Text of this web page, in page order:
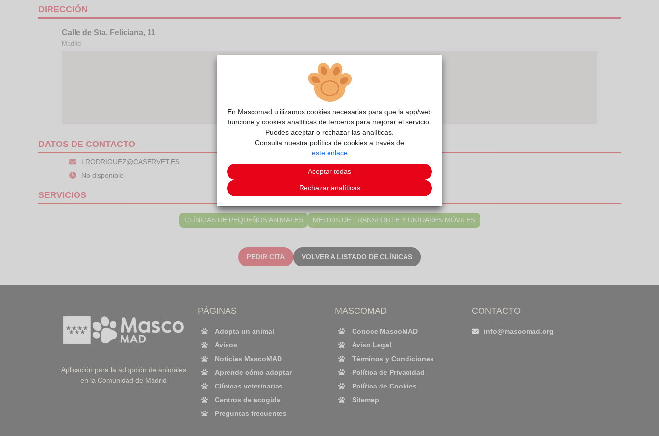
DIRECCIÓN
Calle de Sta. Feliciana, 11
Madrid
DATOS DE CONTACTO
LRODRIGUEZ@CASERVET.ES
No disponible
SERVICIOS
CLÍNICAS DE PEQUEÑOS ANIMALES MEDIOS DE TRANSPORTE Y UNIDADES MÓVILES
PEDIR CITA VOLVER A LISTADO DE CLÍNICAS
Aplicación para la adopción de animales
en la Comunidad de Madrid
PÁGINAS
Adopta un animal
Avisos
Noticias MascoMAD
Aprende cómo adoptar
Clínicas veterinarias
Centros de acogida
Preguntas frecuentes
MASCOMAD
Conoce MascoMAD
Aviso Legal
Términos y Condiciones
Política de Privacidad
Política de Cookies
Sitemap
CONTACTO
info@mascomad.org
En Mascomad utilizamos cookies necesarias para que la app/web
funcione y cookies analíticas de terceros para mejorar el servicio.
Puedes aceptar o rechazar las analíticas.
Consulta nuestra política de cookies a través de
este enlace
Aceptar todas
Rechazar analíticas